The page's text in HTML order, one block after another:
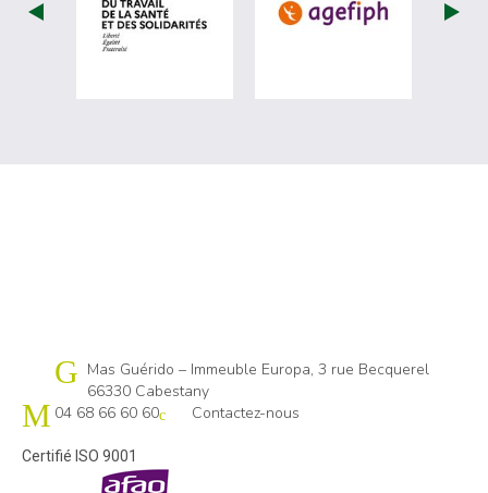
visiter les site de Ministère du travail
visiter les
Cap emploi 66
Mas Guérido – Immeuble Europa, 3 rue Becquerel
66330 Cabestany
04 68 66 60 60
Contactez-nous
Certifié ISO 9001